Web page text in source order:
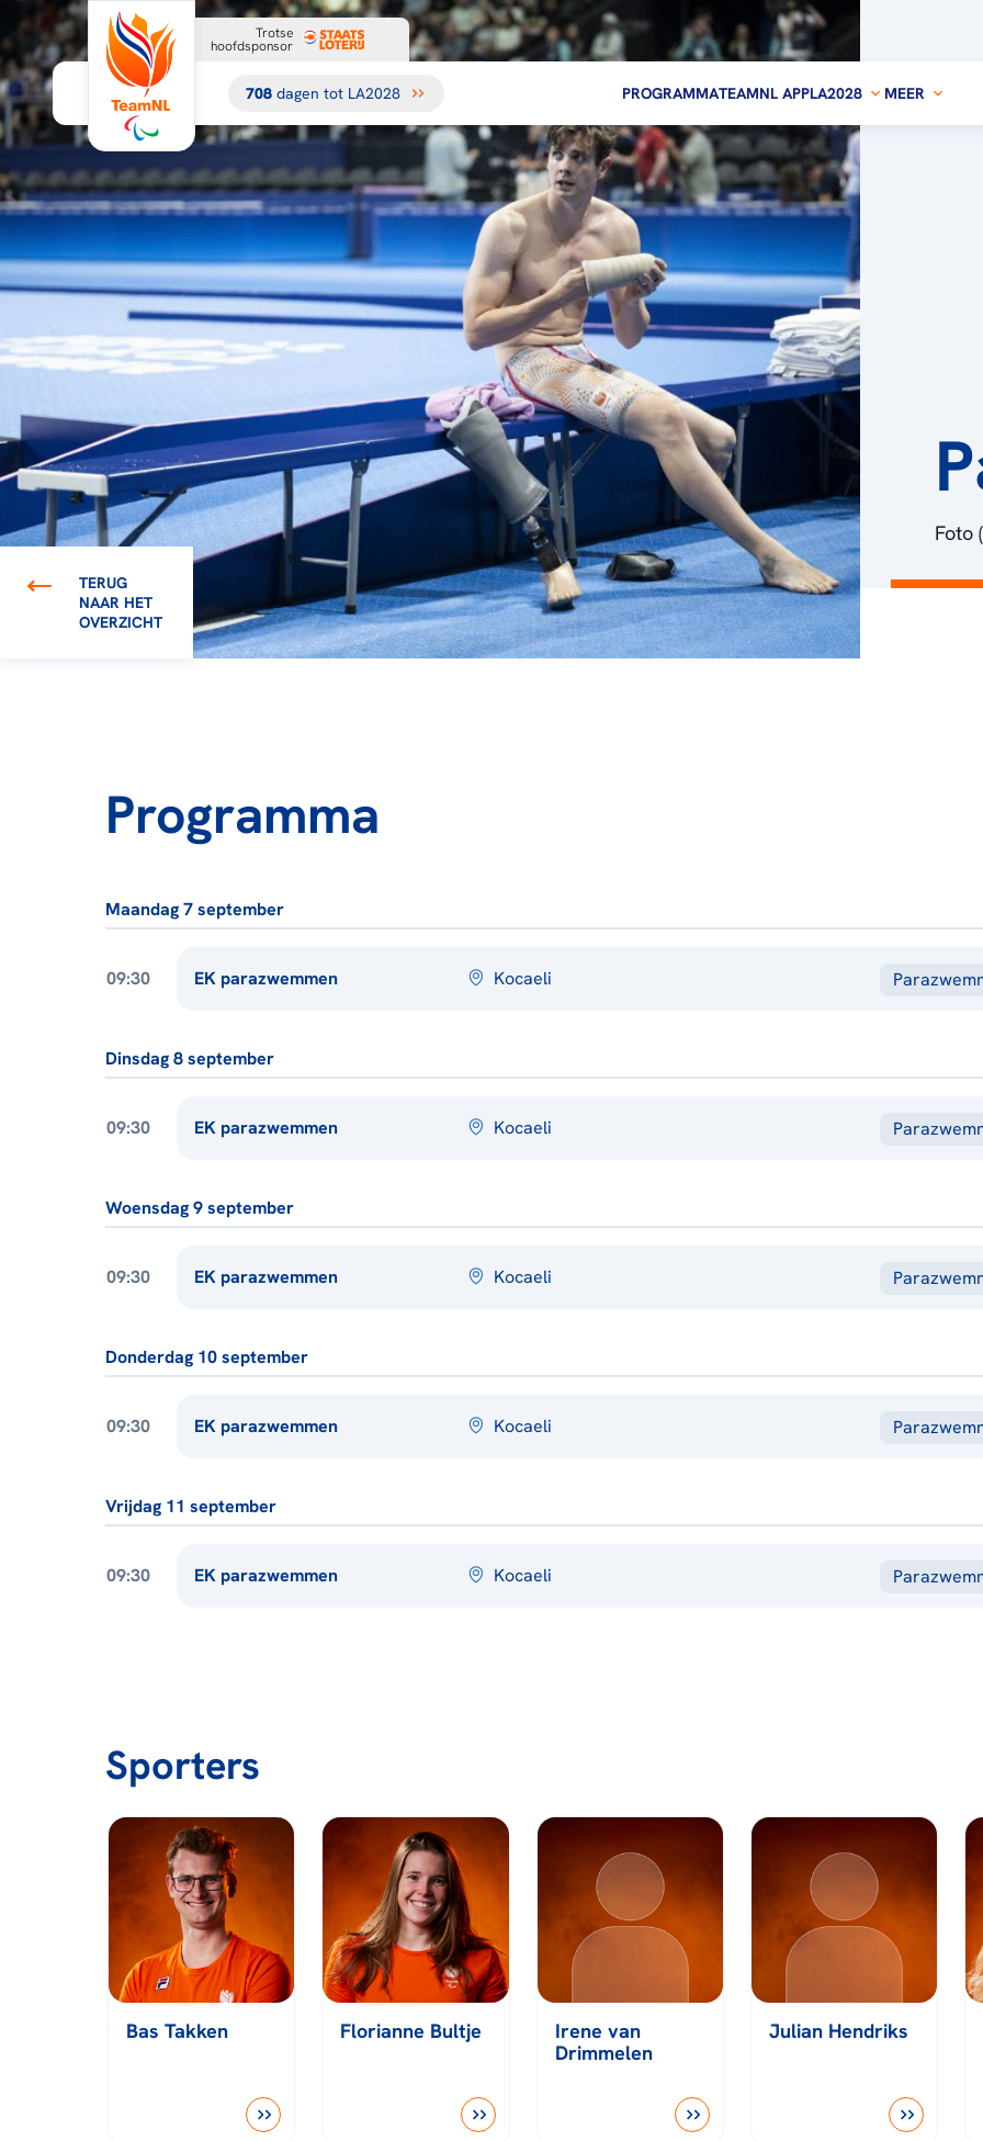
Trotse
hoofdsponsor
708 dagen tot LA2028 PROGRAMMATEAMNL APPLA2028 MEER
TERUG
NAAR HET
OVERZICHT
Foto
Programma
Maandag 7 september
09:30 EK parazwemmen Kocaeli
Dinsdag 8 september
09:30 EK parazwemmen Kocaeli
Woensdag 9 september
09:30 EK parazwemmen Kocaeli
Donderdag 10 september
09:30 EK parazwemmen Kocaeli
Vrijdag 11 september
09:30 EK parazwemmen Kocaeli
Sporters
Bas Takken Florianne Bultje
Irene van
Drimmelen
Julian Hendriks